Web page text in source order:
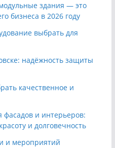
здания — это
бизнеса в 2026 году
выбрать для
надёжность защиты
качественное и
и интерьеров:
и долговечность
и мероприятий